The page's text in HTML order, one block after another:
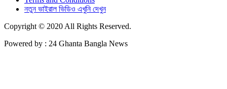
নতুন ভাইরাল ভিডিও এখুনি দেখুন
Copyright © 2020 All Rights Reserved.
Powered by : 24 Ghanta Bangla News